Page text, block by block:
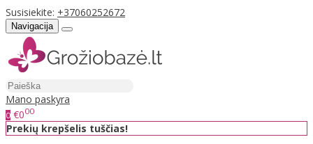
Susisiekite: +37060252672
Navigacija
Mano paskyra
0 €000
Prekių krepšelis tuščias!